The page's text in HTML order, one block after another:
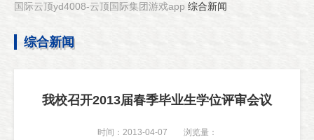
国际云顶yd4008-云顶国际集团游戏app 综合新闻
综合新闻
我校召开2013届春季毕业生学位评审会议
时间：2013-04-07 浏览量：